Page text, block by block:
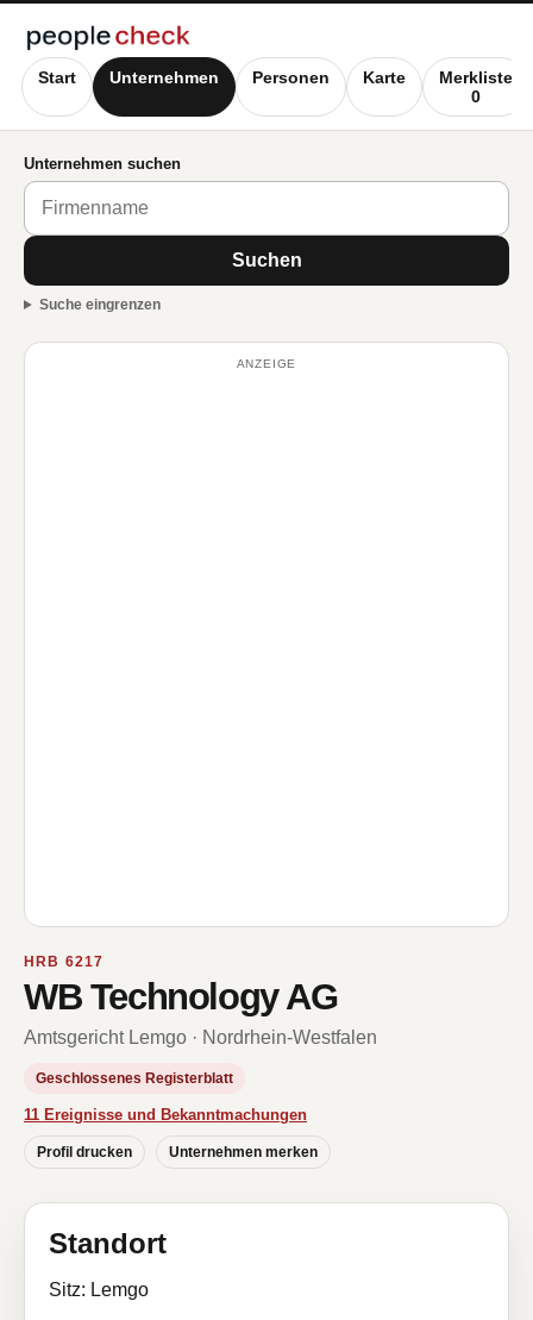
Start Unternehmen Personen Karte
Merkliste
0
Unternehmen suchen
Suchen
Suche eingrenzen
ANZEIGE
HRB 6217
WB Technology AG
Amtsgericht Lemgo · Nordrhein-Westfalen
Geschlossenes Registerblatt
11 Ereignisse und Bekanntmachungen
Profil drucken Unternehmen merken
Standort
Sitz: Lemgo